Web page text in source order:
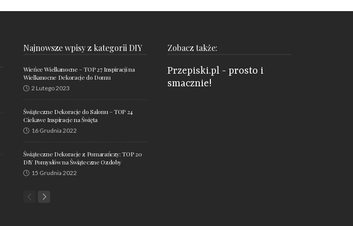
Najnowsze wpisy z kategorii DIY
Wieńce Wielkanocne – TOP 27 Inspiracji na
Wielkanocne Dekoracje do Domu
2 Lutego 2023
Świąteczne Dekoracje do Salonu – TOP 24
Ciekawe Inspiracje na Święta
16 Grudnia 2022
Świąteczne Dekoracje z Pomarańczy: TOP 20
DIY Pomysłów na Świąteczne Ozdoby
15 Grudnia 2022
Zobacz także:
Przepiski.pl - prosto i
smacznie!